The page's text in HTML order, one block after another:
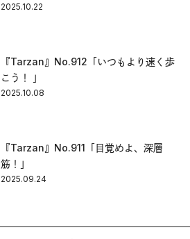
2025.10.22
『Tarzan』No.912「いつもより速く歩
こう！ 」
2025.10.08
『Tarzan』No.911「目覚めよ、深層
筋！」
2025.09.24